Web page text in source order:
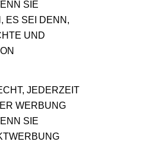
SIE
ES SEI DENN,
UND
JEDERZEIT
WERBUNG
SIE